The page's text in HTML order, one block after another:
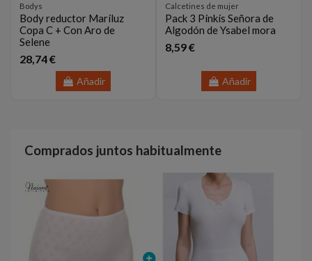
Bodys
Body reductor Mariluz
Copa C + Con Aro de
Selene
28,74 €
Añadir
Calcetines de mujer
Pack 3 Pinkis Señora de
Algodón de Ysabel mora
8,59 €
Añadir
Comprados juntos habitualmente